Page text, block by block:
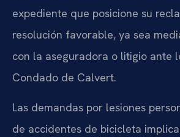
expediente que posicione su
resolución favorable, ya sea
con la aseguradora o litigio ante
Condado de Calvert.
Las demandas por lesiones
de accidentes de bicicleta